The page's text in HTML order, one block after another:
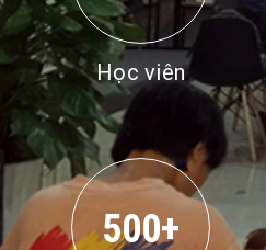
Học viên
500+